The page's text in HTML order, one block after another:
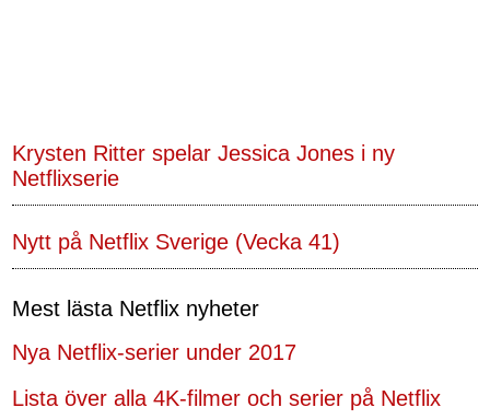
Krysten Ritter spelar Jessica Jones i ny
Netflixserie
Nytt på Netflix Sverige (Vecka 41)
Mest lästa Netflix nyheter
Nya Netflix-serier under 2017
Lista över alla 4K-filmer och serier på Netflix